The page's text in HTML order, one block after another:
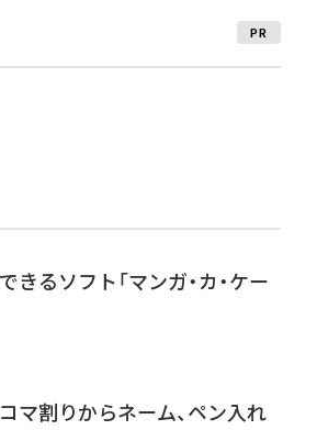
PR
るソフト「マンガ・カ・ケー
マ割りからネーム、ペン入れ